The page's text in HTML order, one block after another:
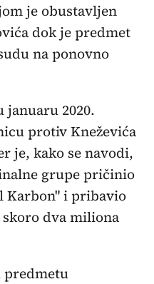
je obustavljen
dok je predmet
na ponovno
januaru 2020.
protiv Kneževića
je, kako se navodi,
grupe pričinio
Karbon" i pribavio
dva miliona
predmetu